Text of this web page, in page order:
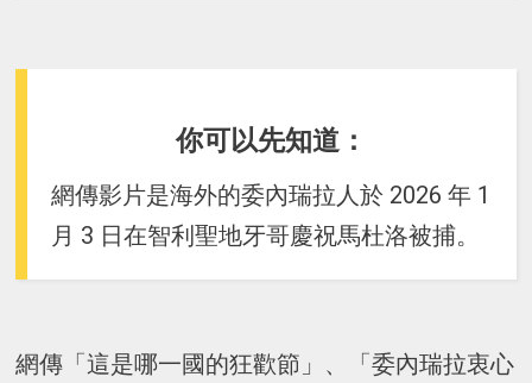
你可以先知道：
網傳影片是海外的委內瑞拉人於 2026 年 1
月 3 日在智利聖地牙哥慶祝馬杜洛被捕。
網傳「這是哪一國的狂歡節」、「委內瑞拉衷心